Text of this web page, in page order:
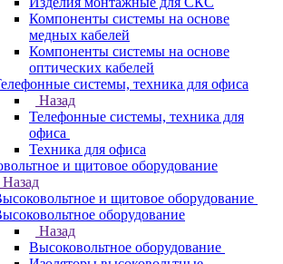
Компоненты системы на основе
медных кабелей
Компоненты системы на основе
оптических кабелей
системы, техника для офиса
Назад
Телефонные системы, техника для
офиса
Техника для офиса
и щитовое оборудование
Назад
и щитовое оборудование
оборудование
Назад
Высоковольтное оборудование